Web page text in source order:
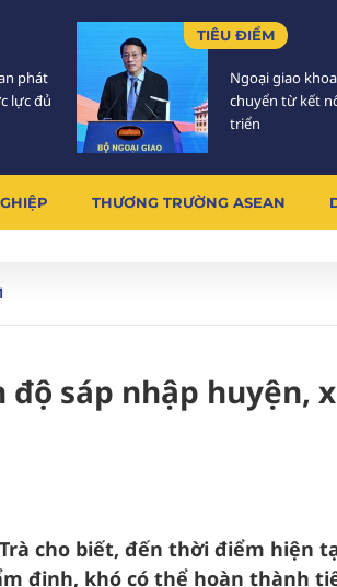
phát
lực đủ
TIÊU ĐIỂM
Ngoại giao
chuyển từ kết
triển
THƯƠNG TRƯỜNG ASEAN
sáp nhập huyện,
cho biết, đến thời điểm hiện
định, khó có thể hoàn thành